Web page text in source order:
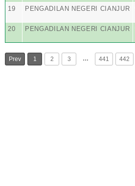
19 PENGADILAN NEGERI CIANJUR
20 PENGADILAN NEGERI CIANJUR
Prev 1 2 3 … 441 442